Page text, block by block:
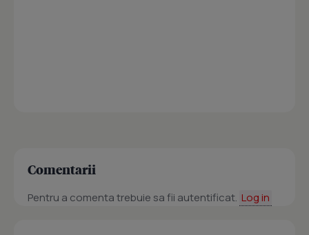
Comentarii
Pentru a comenta trebuie sa fii autentificat. Log in